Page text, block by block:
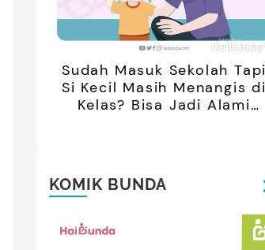
Sudah Masuk Sekolah Tapi
Si Kecil Masih Menangis di
Kelas? Bisa Jadi Alami
KOMIK BUNDA